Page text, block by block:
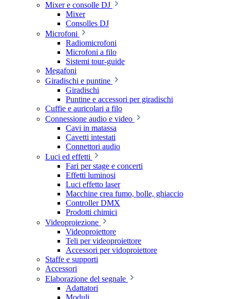
Mixer e consolle DJ
Mixer
Consolles DJ
Microfoni
Radiomicrofoni
Microfoni a filo
Sistemi tour-guide
Megafoni
Giradischi e puntine
Giradischi
Puntine e accessori per giradischi
Cuffie e auricolari a filo
Connessione audio e video
Cavi in matassa
Cavetti intestati
Connettori audio
Luci ed effetti
Fari per stage e concerti
Effetti luminosi
Luci effetto laser
Macchine crea fumo, bolle, ghiaccio
Controller DMX
Prodotti chimici
Videoproiezione
Videoproiettore
Teli per videoproiettore
Accessori per vidoproiettore
Staffe e supporti
Accessori
Elaborazione del segnale
Adattatori
Moduli